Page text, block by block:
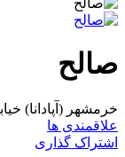
صالح
خرمشهر (آپادانا)
علاقمندی ها
اشتراک گذاری